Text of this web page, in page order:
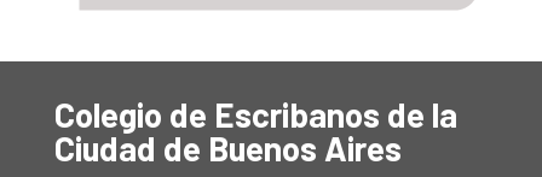
Colegio de Escribanos de la
Ciudad de Buenos Aires